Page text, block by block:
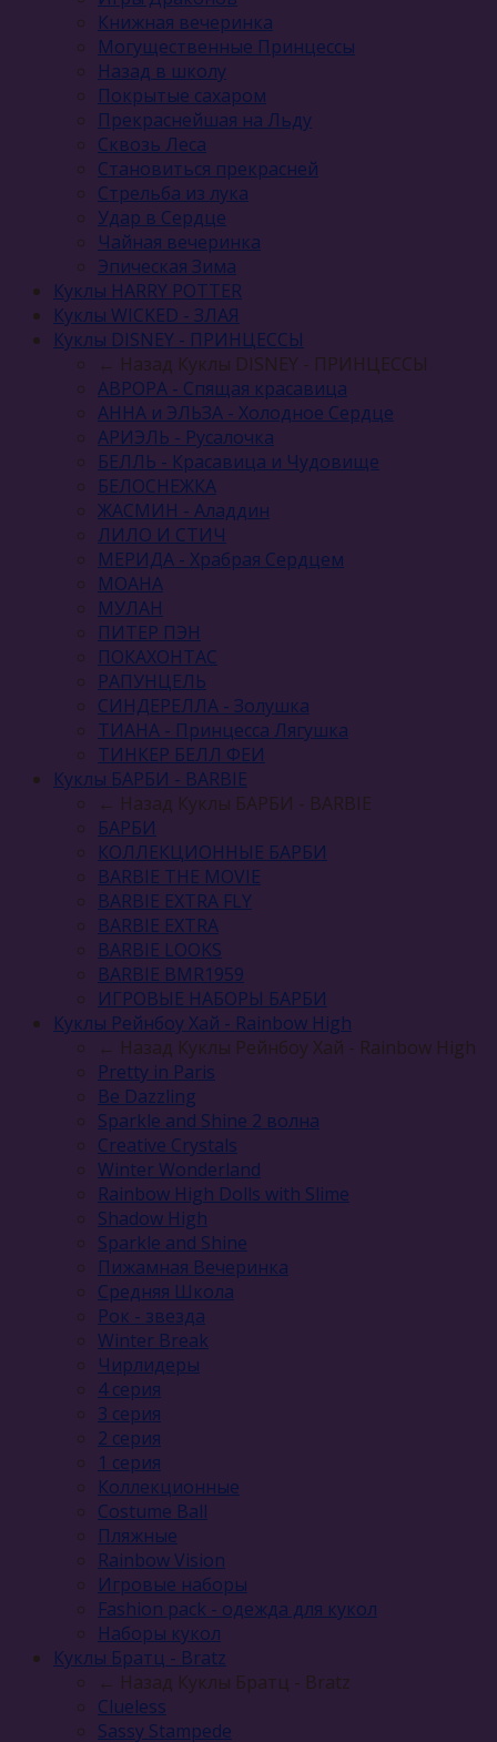
Книжная вечеринка
Могущественные Принцессы
Назад в школу
Покрытые сахаром
Прекраснейшая на Льду
Сквозь Леса
Становиться прекрасней
Стрельба из лука
Удар в Сердце
Чайная вечеринка
Эпическая Зима
Куклы HARRY POTTER
Куклы WICKED - ЗЛАЯ
Куклы DISNEY - ПРИНЦЕССЫ
← Назад Куклы DISNEY - ПРИНЦЕССЫ
АВРОРА - Спящая красавица
АННА и ЭЛЬЗА - Холодное Сердце
АРИЭЛЬ - Русалочка
БЕЛЛЬ - Красавица и Чудовище
БЕЛОСНЕЖКА
ЖАСМИН - Аладдин
ЛИЛО И СТИЧ
МЕРИДА - Храбрая Сердцем
МОАНА
МУЛАН
ПИТЕР ПЭН
ПОКАХОНТАС
РАПУНЦЕЛЬ
СИНДЕРЕЛЛА - Золушка
ТИАНА - Принцесса Лягушка
ТИНКЕР БЕЛЛ ФЕИ
Куклы БАРБИ - BARBIE
← Назад Куклы БАРБИ - BARBIE
БАРБИ
КОЛЛЕКЦИОННЫЕ БАРБИ
BARBIE THE MOVIE
BARBIE EXTRA FLY
BARBIE EXTRA
BARBIE LOOKS
BARBIE BMR1959
ИГРОВЫЕ НАБОРЫ БАРБИ
Куклы Рейнбоу Хай - Rainbow High
← Назад Куклы Рейнбоу Хай - Rainbow High
Pretty in Paris
Be Dazzling
Sparkle and Shine 2 волна
Сreative Сrystals
Winter Wonderland
Rainbow High Dolls with Slime
Shadow High
Sparkle and Shine
Пижамная Вечеринка
Средняя Школа
Рок - звезда
Winter Break
Чирлидеры
4 серия
3 серия
2 серия
1 серия
Коллекционные
Costume Ball
Пляжные
Rainbow Vision
Игровые наборы
Fashion pack - одежда для кукол
Наборы кукол
Куклы Братц - Bratz
← Назад Куклы Братц - Bratz
Clueless
Sassy Stampede